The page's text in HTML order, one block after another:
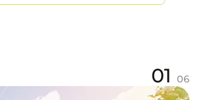
01 06